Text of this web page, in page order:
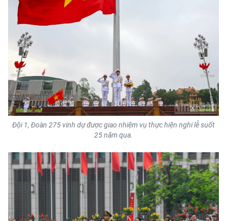
Đội 1, Đoàn 275 vinh dự được giao nhiệm vụ thực hiện nghi lễ suốt
25 năm qua.